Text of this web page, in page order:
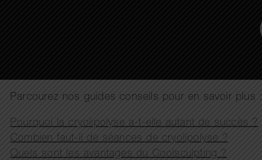
Parcourez nos guides conseils pour en savoir plus :
Pourquoi la cryolipolyse a-t-elle autant de succès ?
Combien faut-il de séances de cryolipolyse ?
Quels sont les avantages du Coolsculpting ?